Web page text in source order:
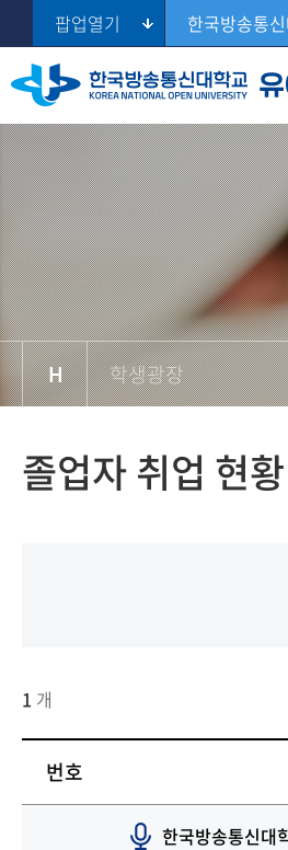
팝업열기 한국방송통
교육목표 및 연혁
교수진 소개
학과사무실/조교안내
교과과정
학습정보
유치원정교사
보육교사
학과 공지사항
학과일정
학사일정
학생게시판
학생활동소개
취업게시판
마중물 수상작
학생광장
졸업자 취업 현
1 개
번호
한국방송통신대